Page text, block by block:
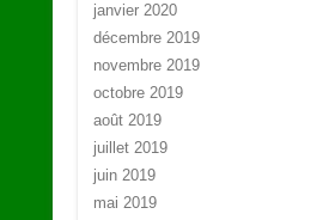
janvier 2020
décembre 2019
novembre 2019
octobre 2019
août 2019
juillet 2019
juin 2019
mai 2019